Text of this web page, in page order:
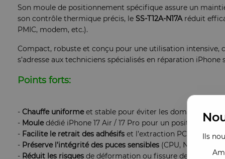
Son moule de positionnement spécifique assure un
son contrôle thermique précis, le SS-T12A-N17Aréduit
PMIC, modem, etc.).
Compact, robuste et conçu pour une utilisation
s’adresse aux techniciens spécialisés en réparation
Points forts:
- Chauffe uniformeet stable pour éviter les dommages
- Mouledédié iPhone 17 Air / 17 Pro pour un
- Facilite le retrait des adhésifs et l’extraction PCB sans
- Préserve l’intégrité des puces sensibles (CPU, NAND,
- Réduit les risques de déformation ou fissure de la carte
Ils